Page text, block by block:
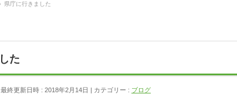
県庁に行きました
た
最終更新日時 : 2018年2月14日 カテゴリー : ブログ